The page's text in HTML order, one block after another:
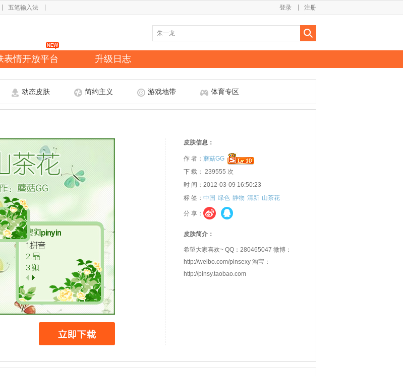
五笔输入法 注册
登录
表情开放平台 升级日志
动态皮肤 简约主义 游戏地带 体育专区
皮肤信息：
作 者： 蘑菇GG
下 载： 239555 次
时 间：2012-03-09 16:50:23
标 签： 中国 绿色 静物 清新 山茶花
分 享：
皮肤简介：
希望大家喜欢~ QQ：280465047 微博：
http://weibo.com/pinsexy 淘宝：
http://pinsy.taobao.com